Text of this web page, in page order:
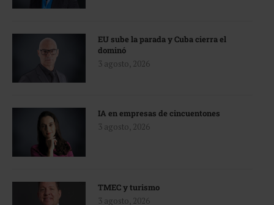
EU sube la parada y Cuba cierra el
dominó
3 agosto, 2026
IA en empresas de cincuentones
3 agosto, 2026
TMEC y turismo
3 agosto, 2026